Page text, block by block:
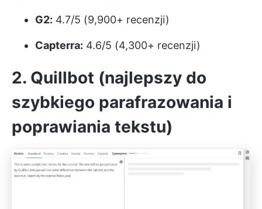
G2: 4.7/5 (9,900+ recenzji)
Capterra: 4.6/5 (4,300+ recenzji)
2. Quillbot (najlepszy do
szybkiego parafrazowania i
poprawiania tekstu)